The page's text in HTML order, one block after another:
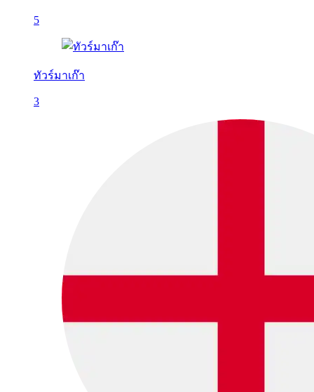
5
ทัวร์มาเก๊า
3